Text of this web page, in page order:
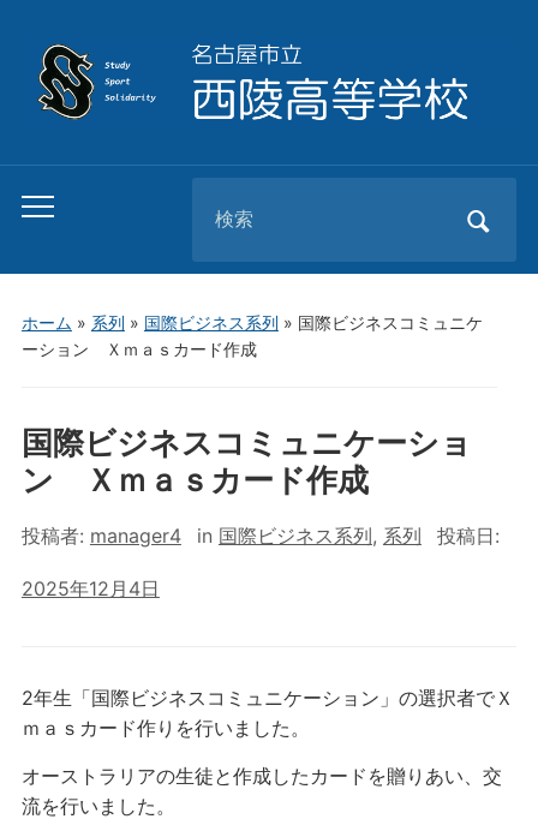
Toggle
menu
for:
ホーム » 系列 » 国際ビジネス系列 » 国際ビジネスコミュニケ
ーション Ｘｍａｓカード作成
国際ビジネスコミュニケーショ
ン Ｘｍａｓカード作成
投稿者: manager4 in 国際ビジネス系列, 系列 投稿日:
2025年12月4日
2年生「国際ビジネスコミュニケーション」の選択者でＸ
ｍａｓカード作りを行いました。
オーストラリアの生徒と作成したカードを贈りあい、交
流を行いました。